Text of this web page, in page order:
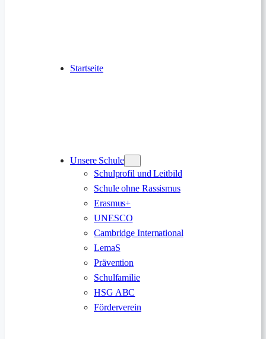
Startseite
Unsere Schule
Schulprofil und Leitbild
Schule ohne Rassismus
Erasmus+
UNESCO
Cambridge International
LemaS
Prävention
Schulfamilie
HSG ABC
Förderverein